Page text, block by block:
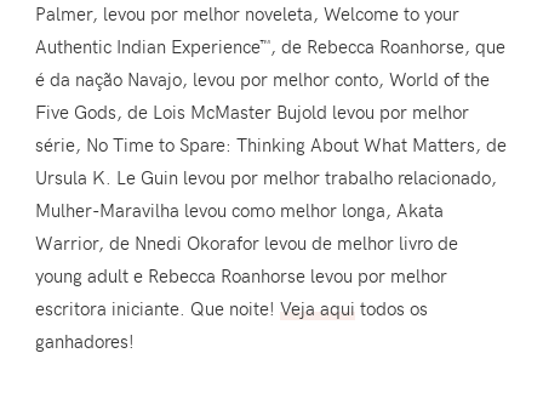
Palmer, levou por melhor noveleta, Welcome to your
Authentic Indian Experience™, de Rebecca Roanhorse, que
é da nação Navajo, levou por melhor conto, World of the
Five Gods, de Lois McMaster Bujold levou por melhor
série, No Time to Spare: Thinking About What Matters, de
Ursula K. Le Guin levou por melhor trabalho relacionado,
Mulher-Maravilha levou como melhor longa, Akata
Warrior, de Nnedi Okorafor levou de melhor livro de
young adult e Rebecca Roanhorse levou por melhor
escritora iniciante. Que noite!Veja aqui todos os
ganhadores!